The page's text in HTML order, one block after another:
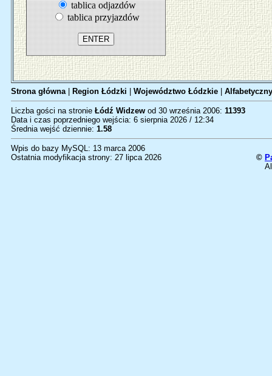
tablica odjazdów
tablica przyjazdów
Strona główna| Region Łódzki Województwo Łódzkie
Liczba gości na stronie Łódź Widzew od 30 września 2006: 11393
Data i czas poprzedniego wejścia: 6 sierpnia 2026 / 12:34
Średnia wejść dziennie: 1.58
Wpis do bazy MySQL: 13 marca 2006
Ostatnia modyfikacja strony: 27 lipca 2026
©